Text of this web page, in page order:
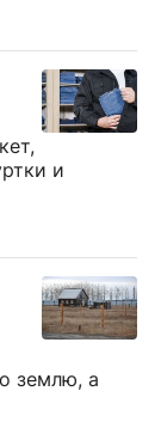
и
землю, а